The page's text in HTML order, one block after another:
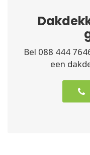
Bel 088 444
een